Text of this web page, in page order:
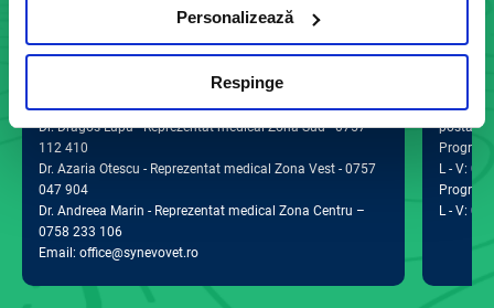
Personalizează
Respinge
INFOCENTER
Informatii generale: 0755 113 881
Dr. Dragos Lupu - Reprezentat medical Zona Sud - 0757
112 410
Dr. Azaria Otescu - Reprezentat medical Zona Vest - 0757
047 904
Dr. Andreea Marin - Reprezentat medical Zona Centru –
0758 233 106
Email: office@synevovet.ro
Str.
postal
L - V:
L - V: